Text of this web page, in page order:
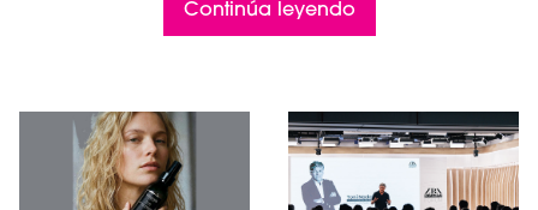
Continúa leyendo